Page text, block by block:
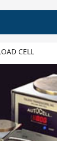
CELL